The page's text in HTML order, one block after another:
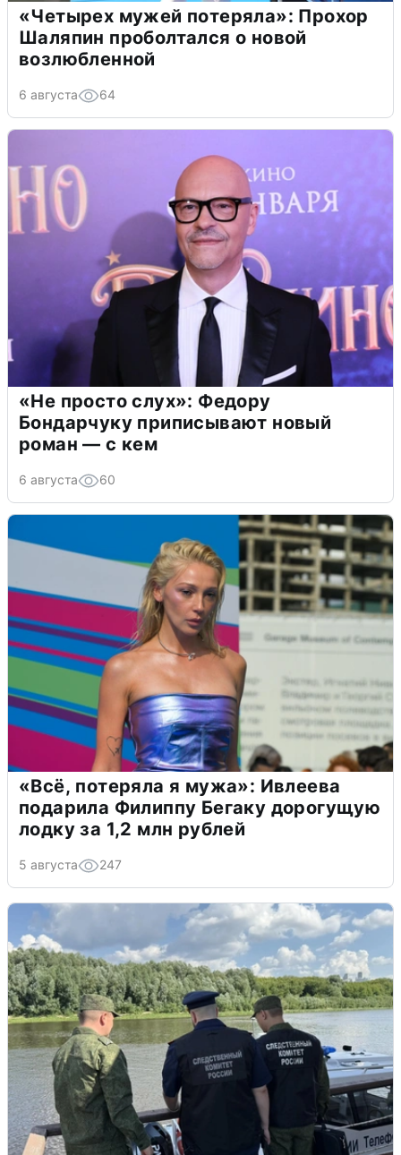
«Четырех мужей потеряла»: Прохор
Шаляпин проболтался о новой
возлюбленной
6 августа 64
«Не просто слух»: Федору
Бондарчуку приписывают новый
роман — с кем
6 августа 60
«Всё, потеряла я мужа»: Ивлеева
подарила Филиппу Бегаку дорогущую
лодку за 1,2 млн рублей
5 августа 247